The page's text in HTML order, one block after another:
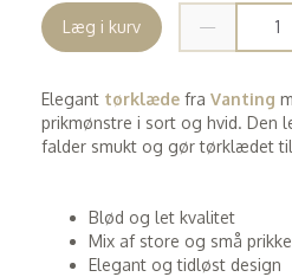
Læg i kurv
Elegant tørklæde fra Vanting
prikmønstre i sort og hvid. Den
falder smukt og gør tørklædet
Blød og let kvalitet
Mix af store og små
Elegant og tidløst design